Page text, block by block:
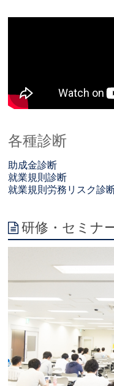
各種診断
助成金診断
就業規則診断
就業規則労務リスク診
研修・セミナ